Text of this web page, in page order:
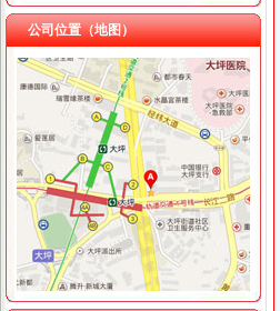
重庆瑾崇进出口贸易有限公司 渝中100万
公司位置（地图）
加洲
加洲旅馆_在线观看-56.com
加洲公馆图片相册,厦门加洲公馆实景图、
加洲人的微博_腾讯微博
【加洲锦苑二手房房价走势_扬州高邮市高
加洲宝宝金盏花是抹湿疹用的吗_育儿问答
松树桥代办执照
《途牛发》浪游冲绳感受翡翠七海【多图